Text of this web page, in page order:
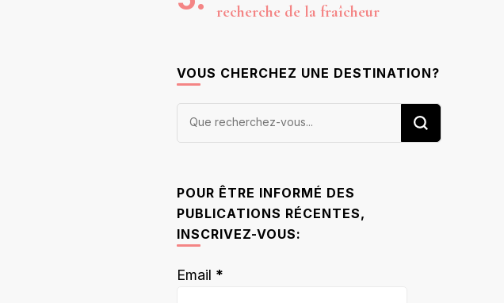
recherche de la fraîcheur
VOUS CHERCHEZ UNE DESTINATION?
Vous
POUR ÊTRE INFORMÉ DES
PUBLICATIONS RÉCENTES,
INSCRIVEZ-VOUS:
Email *